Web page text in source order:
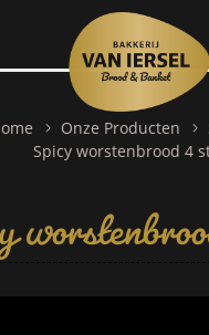
Onze Producten
Spicy worstenbrood 4